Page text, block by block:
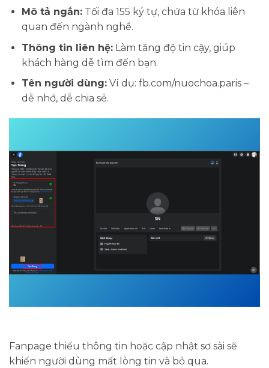
Mô tả ngắn:Tối đa 155 ký tự, chứa từ khóa liên
quan đến ngành nghề.
Thông tin liên hệ:Làm tăng độ tin cậy, giúp
khách hàng dễ tìm đến bạn.
Tên người dùng:Ví dụ: fb.com/nuochoa.paris –
dễ nhớ, dễ chia sẻ.
Fanpage thiếu thông tin hoặc cập nhật sơ sài sẽ
khiến người dùng mất lòng tin và bỏ qua.